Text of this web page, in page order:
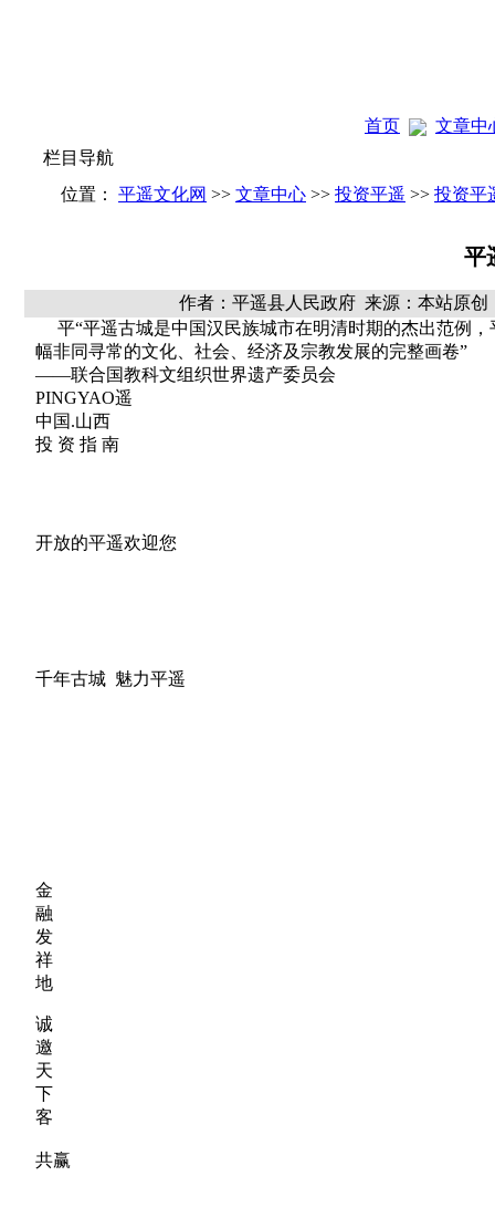
首页
文章中
栏目导航
位置： 平遥文化网 >> 文章中心 >> 投资平遥 >> 投资平
平
作者：平遥县人民政府 来源：本站原创
平“平遥古城是中国汉民族城市在明清时期的杰出范例
幅非同寻常的文化、社会、经济及宗教发展的完整画卷”
——联合国教科文组织世界遗产委员会
PINGYAO遥
中国.山西
投 资 指 南
开放的平遥欢迎您
千年古城 魅力平遥
金
融
发
祥
地
诚
邀
天
下
客
共赢